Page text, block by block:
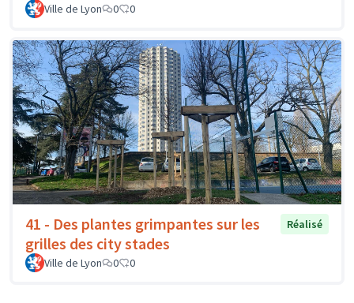
Ville de Lyon 0 0
41 - Des plantes grimpantes sur les
grilles des city stades
Réalisé
Ville de Lyon 0 0